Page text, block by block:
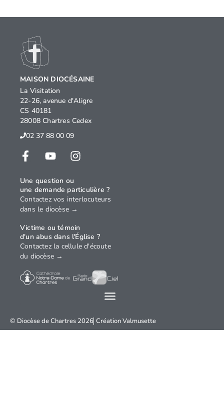
© Diocèse de Chartres 2026 CréationValmusette
MAISON DIOCÉSAINE
La Visitation
22-26, avenue d'Aligre
CS 40181
28008 Chartres Cedex
02 37 88 00 09
Une question ou
une demande particulière ?
Contactez vos interlocuteurs
dans le diocèse →
Victime ou témoin
d'un abus dans l'Église ?
Contactez la cellule d'écoute
du diocèse →